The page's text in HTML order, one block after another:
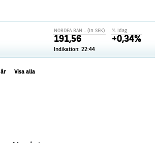
% idag
+0,34%
NORDEA BAN .. (in SEK)
191,56
Indikation: 22:44
år Visa alla